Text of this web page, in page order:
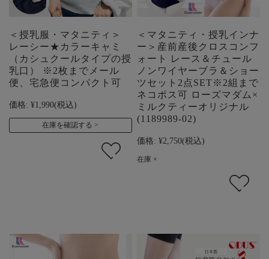
＜授乳服・マタニティ＞
レーシー★カラーキャミ
（カシュクールタイプの授
乳口） ※2枚までメール
便、宅急便コンパクト可
価格: ¥1,990(税込)
在庫を確認する
＜マタニティ・授乳インナ
ー＞産前産後クロスコンフ
ォート レース＆チュール
ノンワイヤーブラ＆ショー
ツセット2点SET※2組まで
ネコポス可 ローズマダム×
ミルクティーオリジナル
(1189989-02)
価格: ¥2,750(税込)
在庫 ×